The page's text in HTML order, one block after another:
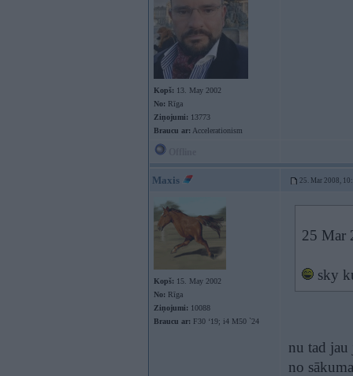
Kopš: 13. May 2002
No: Rīga
Ziņojumi: 13773
Braucu ar: Accelerationism
Maxis 25. Mar 2008,
Kopš: 15. May 2002
No: Rīga
Ziņojumi: 10088
Braucu ar: F30 ‘19; i4 M50 `24
25 Mar
sky
nu tad
no